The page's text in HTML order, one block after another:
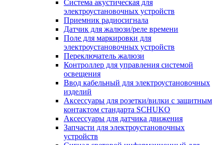
Система акустическая для
электроустановочных устройств
Приемник радиосигнала
Датчик для жалюзи/реле времени
Поле для маркировки для
электроустановочных устройств
Переключатель жалюзи
Контроллер для управления системой
освещения
Ввод кабельный для электроустановочных
изделий
Аксессуары для розетки/вилки с защитным
контактом стандарта SCHUKO
Аксессуары для датчика движения
Запчасти для электроустановочных
устройств